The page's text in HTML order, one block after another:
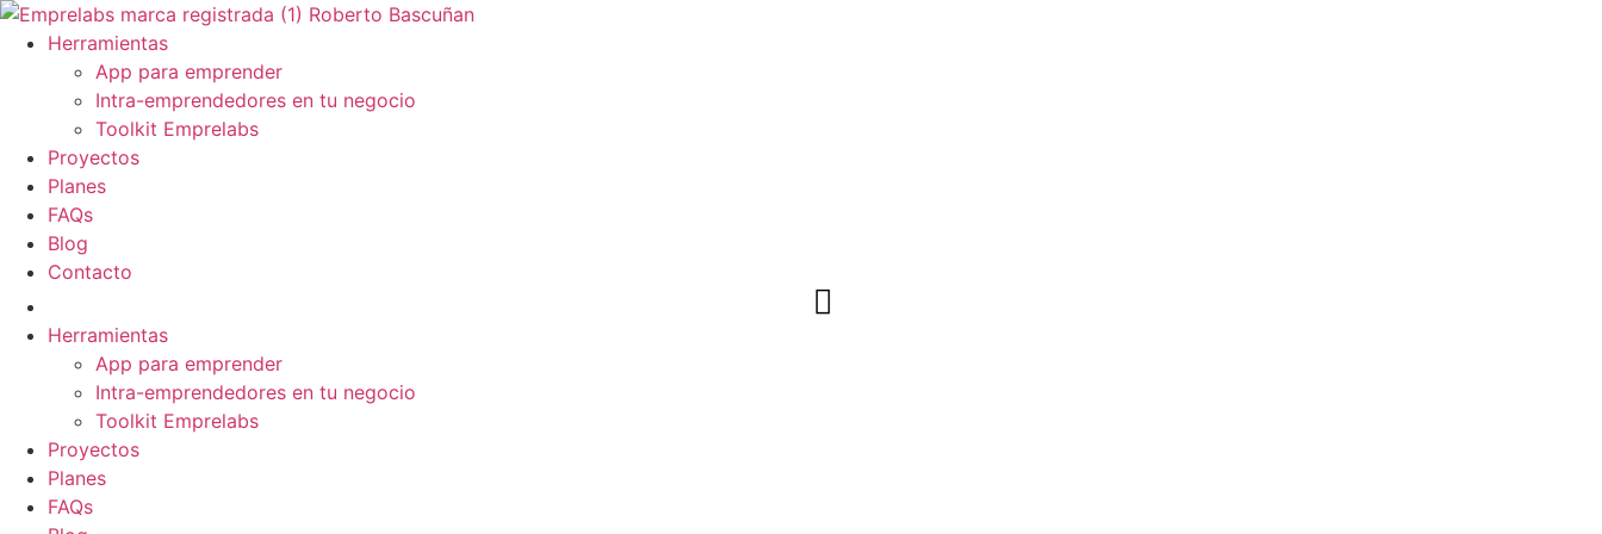
Ir
contenido
Herramientas
App para emprender
Intra-emprendedores en tu negocio
Toolkit Emprelabs
Proyectos
Planes
FAQs
Blog
Contacto
Herramientas
App para emprender
Intra-emprendedores en tu negocio
Toolkit Emprelabs
Proyectos
Planes
FAQs